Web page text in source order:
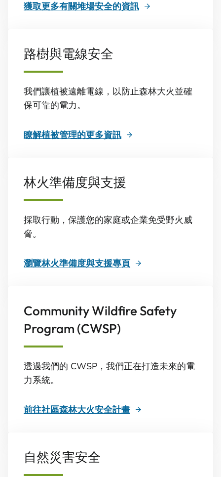
獲取更多有關堆場安全的資訊
路樹與電線安全
我們讓植被遠離電線，以防止森林大火並確
保可靠的電力。
瞭解植被管理的更多資訊
林火準備度與支援
採取行動，保護您的家庭或企業免受野火威
脅。
瀏覽林火準備度與支援專頁
Community Wildfire Safety
Program (CWSP)
透過我們的 CWSP，我們正在打造未來的電
力系統。
前往社區森林大火安全計畫
自然災害安全